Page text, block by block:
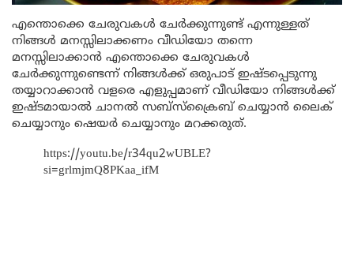
എന്തൊക്കെ ചേരുവകൾ ചേർക്കുന്നുണ്ട് എന്നുള്ളത്
നിങ്ങൾ മനസ്സിലാക്കണം വീഡിയോ തന്നെ
മനസ്സിലാക്കാൻ എന്തൊക്കെ ചേരുവകൾ
ചേർക്കുന്നുണ്ടെന്ന് നിങ്ങൾക്ക് ഒരുപാട് ഇഷ്ടപ്പെടുന്നു
തയ്യാറാക്കാൻ വളരെ എളുപ്പമാണ് വീഡിയോ നിങ്ങൾക്ക്
ഇഷ്ടമായാൽ ചാനൽ സബ്സ്ക്രൈബ് ചെയ്യാൻ ലൈക്
ചെയ്യാനും ഷെയർ ചെയ്യാനും മറക്കരുത്.
https://youtu.be/r34qu2wUBLE?
si=grlmjmQ8PKaa_ifM